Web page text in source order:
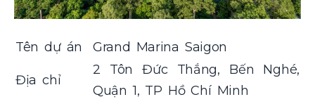
Tên dự án Grand Marina Saigon
Địa chỉ
2 Tôn Đức Thắng, Bến Nghé,
Quận 1, TP Hồ Chí Minh